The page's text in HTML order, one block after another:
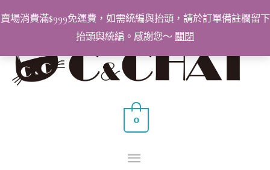
賣場消費滿$999免運費，如需統編與抬頭，請於訂單備註欄留下
抬頭與統編。感謝您～ 關閉
至
要
選
0